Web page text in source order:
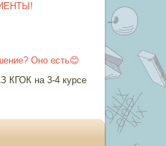
Оно есть😊
КГОК на 3-4 курсе